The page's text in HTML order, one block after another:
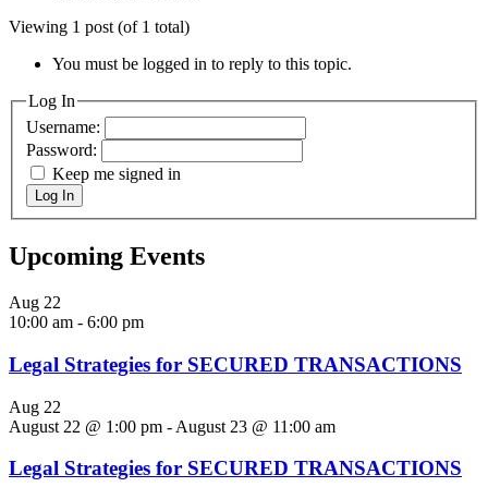
Viewing 1 post (of 1 total)
You must be logged in to reply to this topic.
Log In
Username:
Password:
Keep me signed in
Log In
Upcoming Events
Aug 22
10:00 am - 6:00 pm
Legal Strategies for SECURED TRANSACTIONS
Aug 22
August 22 @ 1:00 pm - August 23 @ 11:00 am
Legal Strategies for SECURED TRANSACTIONS